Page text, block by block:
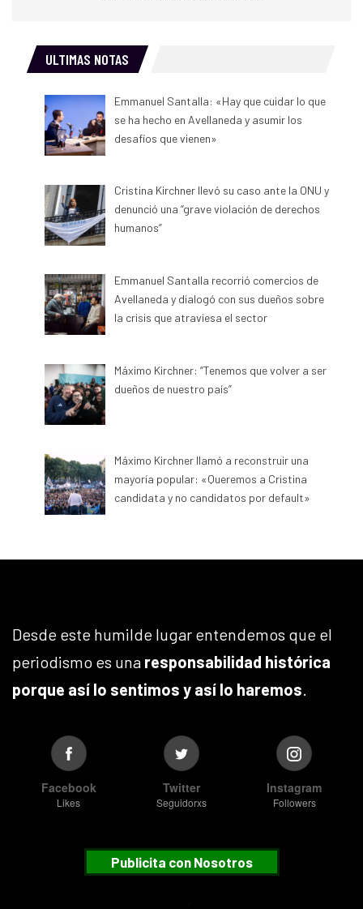
ULTIMAS NOTAS
Emmanuel Santalla: «Hay que cuidar lo que
se ha hecho en Avellaneda y asumir los
desafíos que vienen»
Cristina Kirchner llevó su caso ante la ONU y
denunció una “grave violación de derechos
humanos”
Emmanuel Santalla recorrió comercios de
Avellaneda y dialogó con sus dueños sobre
la crisis que atraviesa el sector
Máximo Kirchner: “Tenemos que volver a ser
dueños de nuestro país”
Máximo Kirchner llamó a reconstruir una
mayoría popular: «Queremos a Cristina
candidata y no candidatos por default»
Desde este humilde lugar entendemos que el
periodismo es una responsabilidad histórica
porque así lo sentimos y así lo haremos.
Facebook
Likes
Twitter
Seguidorxs
Instagram
Followers
Publicita con Nosotros